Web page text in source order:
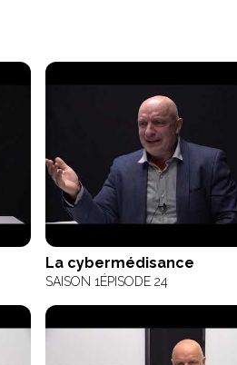
La cybermédisance
SAISON 1ÉPISODE 24